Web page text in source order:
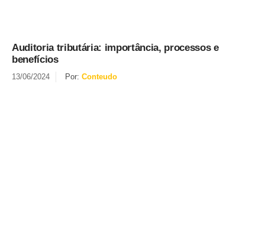
Auditoria tributária: importância, processos e
benefícios
13/06/2024 Por: Conteudo